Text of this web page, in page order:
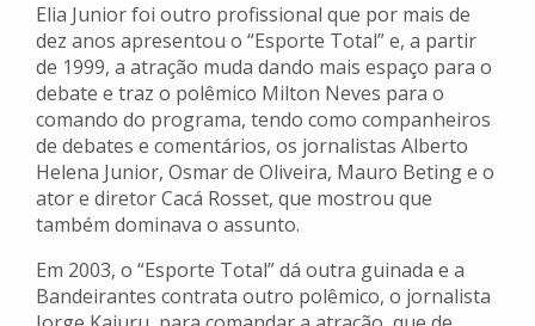
Elia Junior foi outro profissional que por mais de
dez anos apresentou o “Esporte Total” e, a partir
de 1999, a atração muda dando mais espaço para o
debate e traz o polêmico Milton Neves para o
comando do programa, tendo como companheiros
de debates e comentários, os jornalistas Alberto
Helena Junior, Osmar de Oliveira, Mauro Beting e o
ator e diretor Cacá Rosset, que mostrou que
também dominava o assunto.
Em 2003, o “Esporte Total” dá outra guinada e a
Bandeirantes contrata outro polêmico, o jornalista